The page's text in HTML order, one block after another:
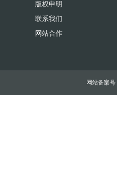
版权申明
联系我们
网站合作
网站备案号